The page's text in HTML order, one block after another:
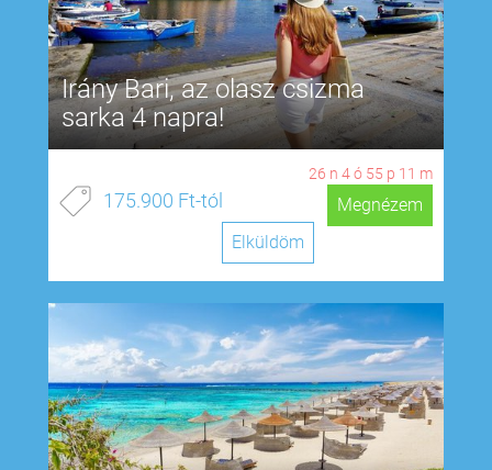
Irány Bari, az olasz csizma
sarka 4 napra!
26 n 4ó 55 p 11 m
175.900 Ft-tól
Megnézem
Elküldöm